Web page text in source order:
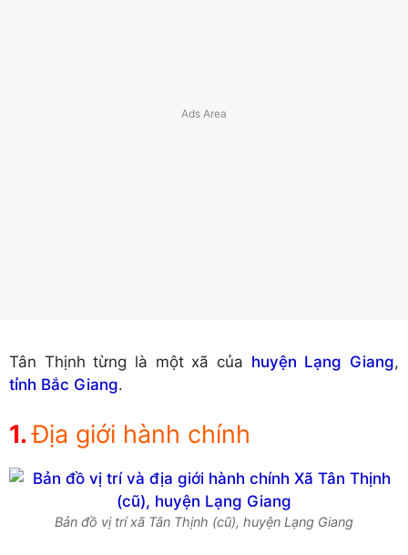
Tân Thịnh từng là một xã của huyện Lạng Giang,
tỉnh Bắc Giang.
Địa giới hành chính
Bản đồ vị trí xã Tân Thịnh (cũ), huyện Lạng Giang